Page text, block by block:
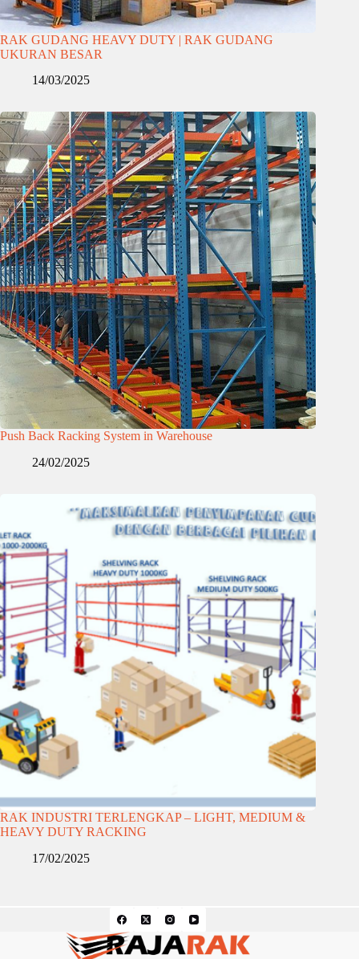
RAK GUDANG HEAVY DUTY | RAK GUDANG
UKURAN BESAR
14/03/2025
Push Back Racking System in Warehouse
24/02/2025
RAK INDUSTRI TERLENGKAP – LIGHT, MEDIUM &
HEAVY DUTY RACKING
17/02/2025